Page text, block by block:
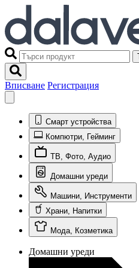
Вписване Регистрация
Смарт устройства
Компютри, Гейминг
ТВ, Фото, Аудио
Домашни уреди
Машини, Инструменти
Храни, Напитки
Мода, Козметика
Домашни уреди